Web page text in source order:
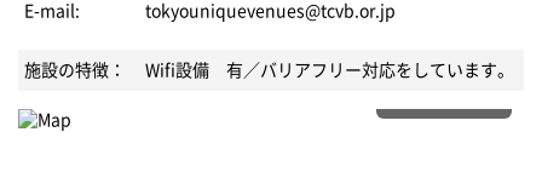
E-mail: tokyouniquevenues@tcvb.or.jp
施設の特徴：
Wifi設備 有／バリアフリー対応をしています。